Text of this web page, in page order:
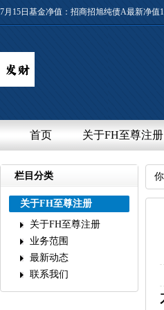
7月15日基金净值：招商招旭纯债A最新净值
首页 关于FH至尊注册
栏目分类
关于FH至尊注册
关于FH至尊注册
业务范围
最新动态
联系我们